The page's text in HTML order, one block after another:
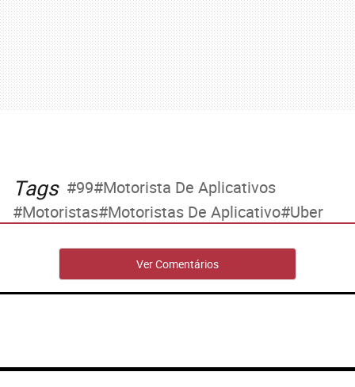
Tags 99 Motorista De Aplicativos
Motoristas Motoristas De Aplicativo Uber
Ver Comentários